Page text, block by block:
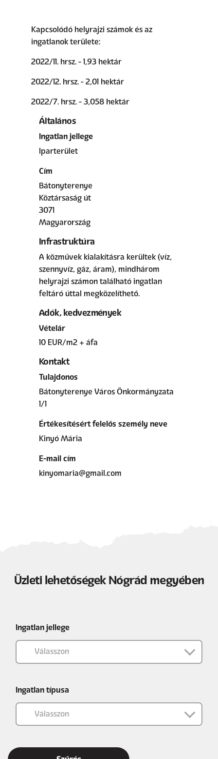
Kapcsolódó helyrajzi számok és az
ingatlanok területe:
2022/11. hrsz. - 1,93 hektár
2022/12. hrsz. - 2,01 hektár
2022/7. hrsz. - 3,058 hektár
Általános
Ingatlan jellege
Iparterület
Cím
Bátonyterenye
Köztársaság út
3071
Magyarország
Infrastruktúra
A közművek kialakításra kerültek (víz,
szennyvíz, gáz, áram), mindhárom
helyrajzi számon található ingatlan
feltáró úttal megközelíthető.
Adók, kedvezmények
Vételár
10 EUR/m2 + áfa
Kontakt
Tulajdonos
Bátonyterenye Város Önkormányzata
1/1
Értékesítésért felelős személy neve
Kinyó Mária
E-mail cím
kinyomaria@gmail.com
Üzleti lehetőségek Nógrád megyében
Ingatlan jellege
Ingatlan típusa